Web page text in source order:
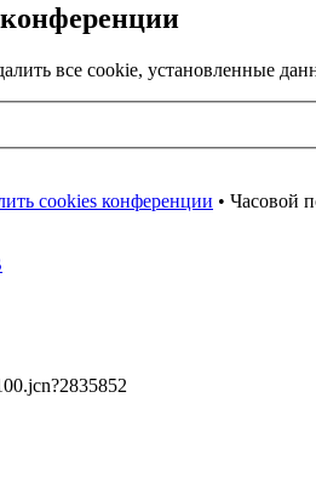
все cookie, установленные
cookies конференции • Часовой